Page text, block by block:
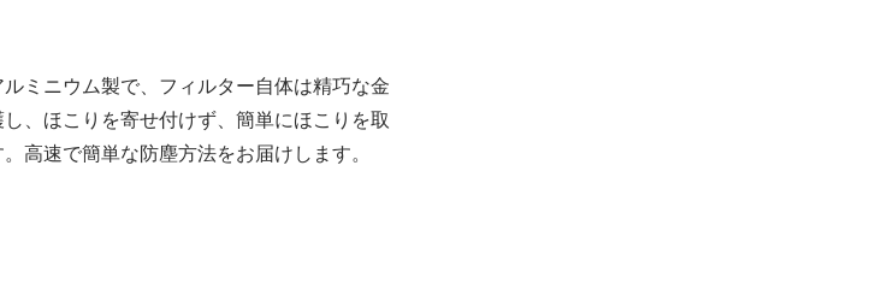
ミニウム製で、フィルター自体は精巧な金
、ほこりを寄せ付けず、簡単にほこりを取
高速で簡単な防塵方法をお届けします。